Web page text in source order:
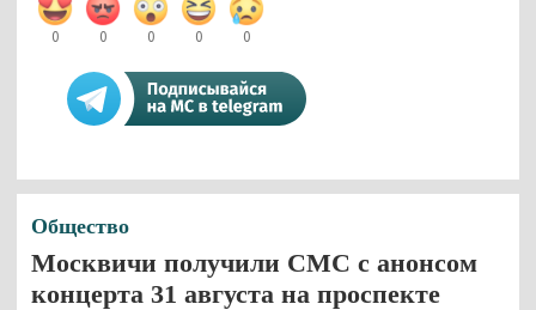
0 0 0 0 0
Общество
Москвичи получили СМС с анонсом
концерта 31 августа на проспекте